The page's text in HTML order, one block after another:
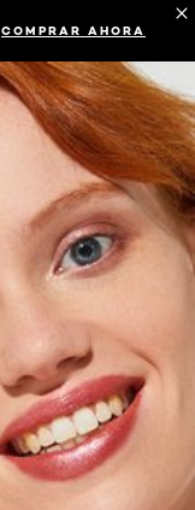
COMPRAR AHORA